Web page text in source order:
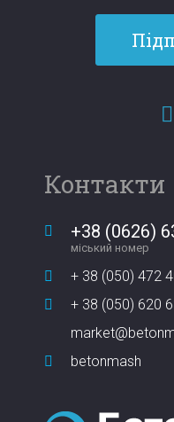
Контакти
+38 (0626)
міський номер
+ 38 (050) 472
+ 38 (050) 620
betonmash